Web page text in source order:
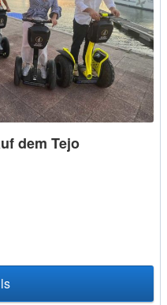
dem Tejo